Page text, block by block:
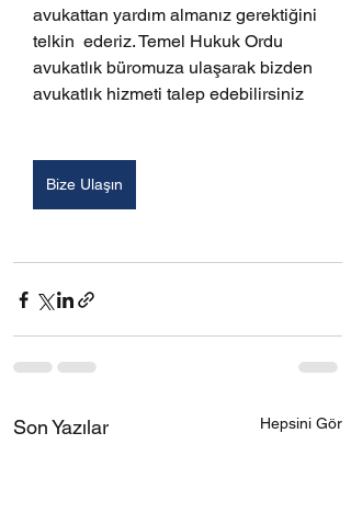
avukattan yardım almanız gerektiğini
telkin  ederiz. Temel Hukuk Ordu
avukatlık büromuza ulaşarak bizden
avukatlık hizmeti talep edebilirsiniz
Bize Ulaşın
Son Yazılar Hepsini Gör